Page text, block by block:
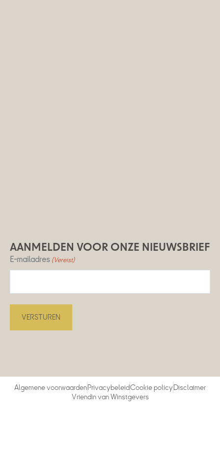
AANMELDEN VOOR ONZE NIEUWSBRIEF
E-mailadres (Vereist)
Algemene voorwaardenPrivacybeleidCookie policyDisclaimer
Vriendin van Winstgevers